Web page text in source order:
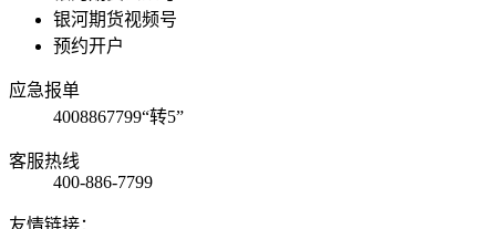
银河期货视频号
预约开户
应急报单
4008867799“转5”
客服热线
400-886-7799
友情链接：